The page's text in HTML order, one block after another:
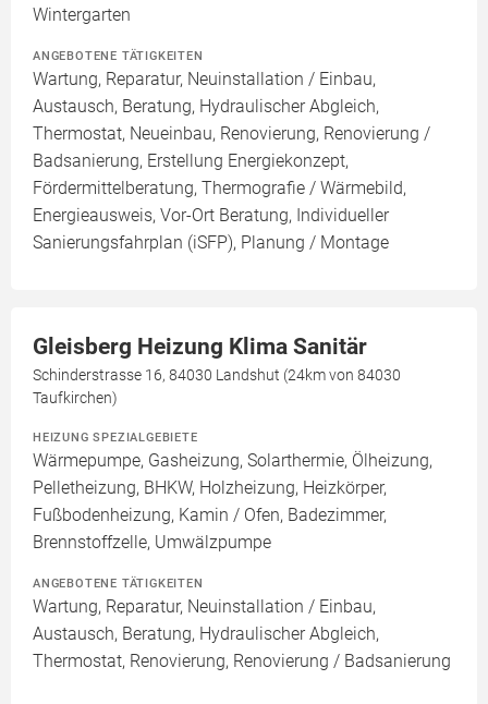
Wintergarten
ANGEBOTENE TÄTIGKEITEN
Wartung, Reparatur, Neuinstallation / Einbau,
Austausch, Beratung, Hydraulischer Abgleich,
Thermostat, Neueinbau, Renovierung, Renovierung /
Badsanierung, Erstellung Energiekonzept,
Fördermittelberatung, Thermografie / Wärmebild,
Energieausweis, Vor-Ort Beratung, Individueller
Sanierungsfahrplan (iSFP), Planung / Montage
Gleisberg Heizung Klima Sanitär
Schinderstrasse 16, 84030 Landshut (24km von 84030
Taufkirchen)
HEIZUNG SPEZIALGEBIETE
Wärmepumpe, Gasheizung, Solarthermie, Ölheizung,
Pelletheizung, BHKW, Holzheizung, Heizkörper,
Fußbodenheizung, Kamin / Ofen, Badezimmer,
Brennstoffzelle, Umwälzpumpe
ANGEBOTENE TÄTIGKEITEN
Wartung, Reparatur, Neuinstallation / Einbau,
Austausch, Beratung, Hydraulischer Abgleich,
Thermostat, Renovierung, Renovierung / Badsanierung